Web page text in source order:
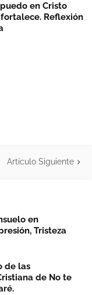
en Cristo
Reflexión
Artículo Siguiente
en
Tristeza
de las
de No te